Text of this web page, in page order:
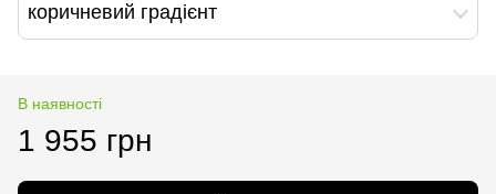
коричневий градієнт
В наявності
1 955 грн